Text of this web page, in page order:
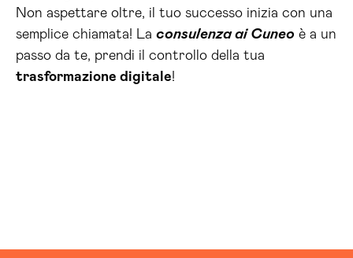
Non aspettare oltre, il tuo successo inizia con una
semplice chiamata! La consulenza ai Cuneo è a un
passo da te, prendi il controllo della tua
trasformazione digitale!